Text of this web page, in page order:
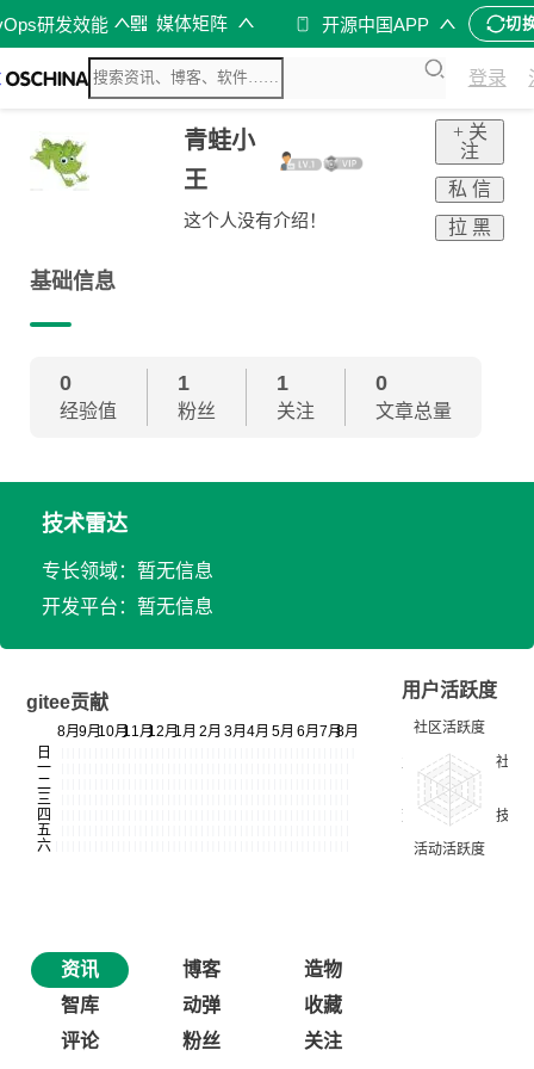
研发效能 媒体矩阵 开源中国APP 切
登录
青蛙小
王
这个人没有介绍！
+ 关
注
私 信
拉 黑
基础信息
0
经验值
1
粉丝
1
关注
0
文章总量
技术雷达
专长领域：暂无信息
开发平台：暂无信息
gitee贡献
用户活跃度
资讯 博客
造物
智库
动弹
收藏
评论
粉丝 关注